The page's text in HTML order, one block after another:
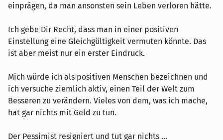
einprägen, da man ansonsten sein Leben verloren hätte.
Ich gebe Dir Recht, dass man in einer positiven
Einstellung eine Gleichgültigkeit vermuten könnte. Das
ist aber meist nur ein erster Eindruck.
Mich würde ich als positiven Menschen bezeichnen und
ich versuche ziemlich aktiv, einen Teil der Welt zum
Besseren zu verändern. Vieles von dem, was ich mache,
hat gar nichts mit Geld zu tun.
Der Pessimist resigniert und tut gar nichts ...